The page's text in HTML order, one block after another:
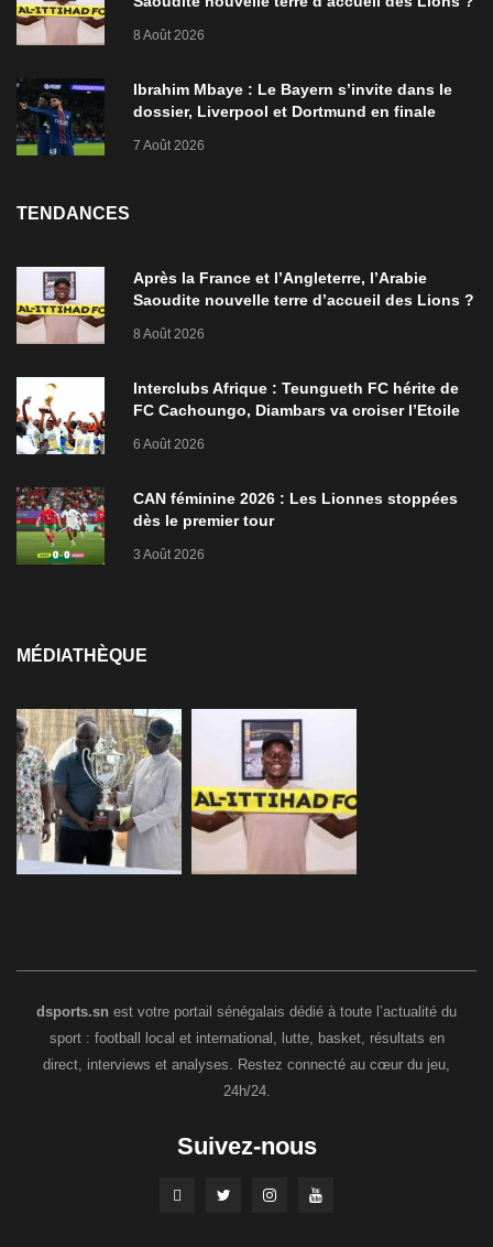
8 Août 2026
Ibrahim Mbaye : Le Bayern s’invite dans le
dossier, Liverpool et Dortmund en finale
7 Août 2026
TENDANCES
Après la France et l’Angleterre, l’Arabie
Saoudite nouvelle terre d’accueil des Lions ?
8 Août 2026
Interclubs Afrique : Teungueth FC hérite de
FC Cachoungo, Diambars va croiser l’Etoile
6 Août 2026
CAN féminine 2026 : Les Lionnes stoppées
dès le premier tour
3 Août 2026
MÉDIATHÈQUE
dsports.sn est votre portail sénégalais dédié à toute l’actualité du
sport : football local et international, lutte, basket, résultats en
direct, interviews et analyses. Restez connecté au cœur du jeu,
24h/24.
Suivez-nous